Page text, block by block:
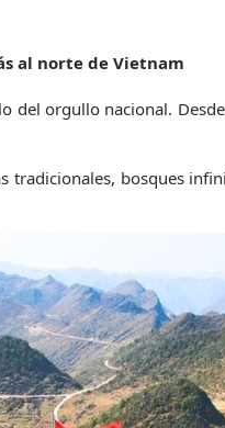
al norte de Vietnam
del orgullo nacional.
tradicionales, bosques